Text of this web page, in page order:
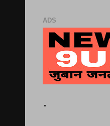
ADS
.